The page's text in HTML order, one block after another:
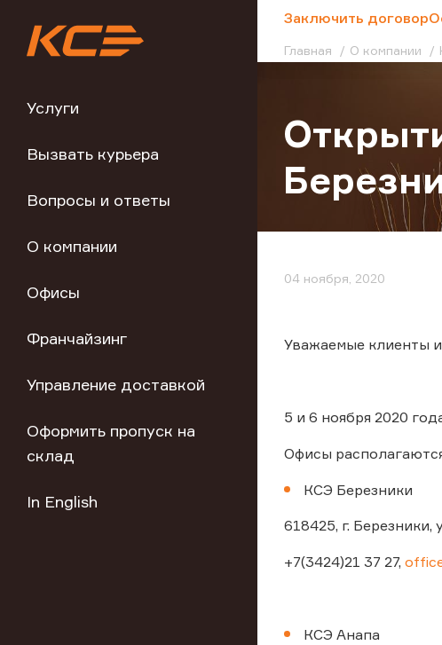
Услуги
Вызвать курьера
Вопросы и ответы
О компании
Офисы
Франчайзинг
Управление доставкой
Оформить пропуск на
склад
In English
Заключить договор
Главная О компании
04 ноября, 2020
Уважаемые клиенты
5 и 6 ноября 2020
Офисы
КСЭ Березники
618425, г. Березники,
+7(3424)21 37 27,
КСЭ Анапа